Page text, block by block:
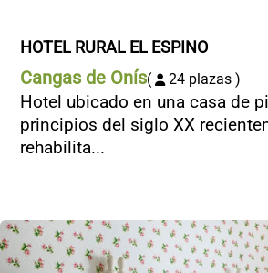
HOTEL RURAL EL ESPINO
Cangas de Onís( 24 plazas )
Hotel ubicado en una casa de
principios del siglo XX
rehabilita...